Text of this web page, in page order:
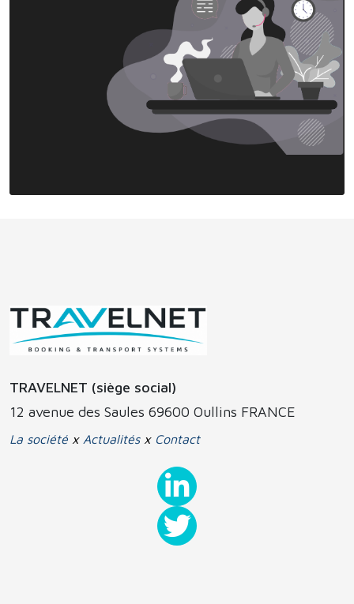
TRAVELNET (siège social)
12 avenue des Saules 69600 Oullins FRANCE
La société x Actualitésx Contact